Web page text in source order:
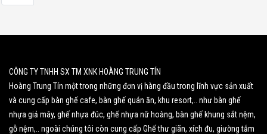
CÔNG TY TNHH SX TM XNK HOÀNG TRUNG TÍN
Hoàng Trung Tín một trong những đơn vị hàng đầu trong lĩnh vực sản xuất
và cung cấp bàn ghế cafe, bàn ghế quán ăn, khu resort,.. như bàn ghế
nhựa giả mây, ghế nhựa đúc, ghế nhựa nữ hoàng, bàn ghế khung sắt nệm,
gỗ nệm,.. ngoài chúng tôi còn cung cấp Ghế thư giãn, xích đu, giường tắm